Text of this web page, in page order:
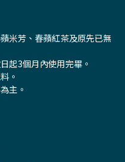
米芳、春蘋紅茶及原先已無
起3個月內使用完畢。
。
主。